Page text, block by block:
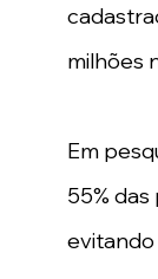
milhões
Em
55%
evitando